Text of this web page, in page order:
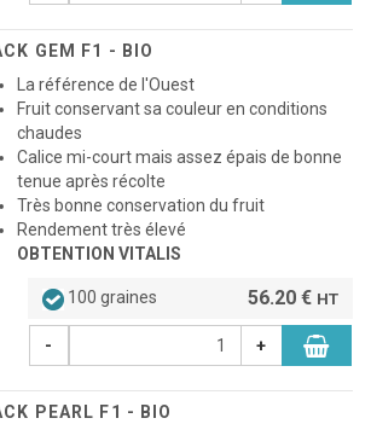
GEM F1 - BIO
La référence de l'Ouest
Fruit conservant sa couleur en conditions
chaudes
Calice mi-court mais assez épais de bonne
tenue après récolte
Très bonne conservation du fruit
Rendement très élevé
OBTENTION VITALIS
100 graines 56.20 € HT
- +
PEARL F1 - BIO